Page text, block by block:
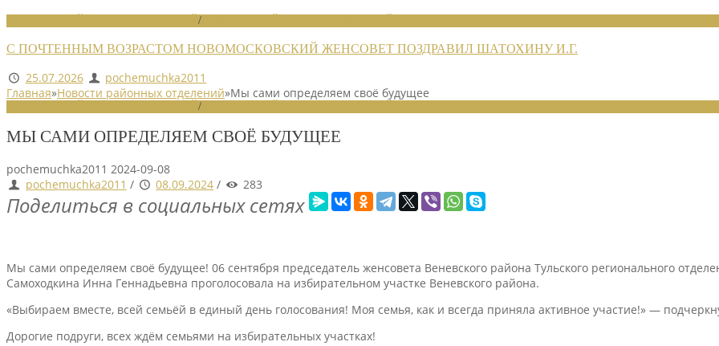
/
С ПОЧТЕННЫМ ВОЗРАСТОМ НОВОМОСКОВСКИЙ ЖЕНСОВЕТ ПОЗДРАВИЛ ШАТОХИНУ И.Г.
25.07.2026
pochemuchka2011
Главная»Новости районных отделений»Мы сами определяем своё будущее
/
МЫ САМИ ОПРЕДЕЛЯЕМ СВОЁ БУДУЩЕЕ
pochemuchka2011 2024-09-08
pochemuchka2011 / 08.09.2024 / 283
Поделиться в социальных сетях
Мы сами определяем своё будущее! 06 сентября председатель женсовета Веневского района Тульского регионального
Самоходкина Инна Геннадьевна проголосовала на избирательном участке Веневского района.
«Выбираем вместе, всей семьёй в единый день голосования! Моя семья, как и всегда приняла активное участие!» —
Дорогие подруги, всех ждём семьями на избирательных участках!